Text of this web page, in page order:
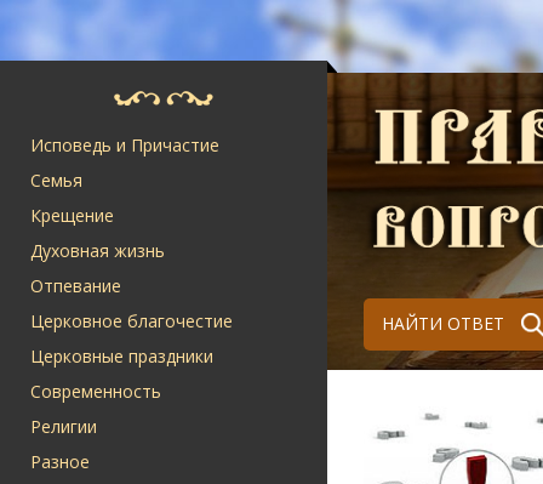
Исповедь и Причастие
Семья
Крещение
Духовная жизнь
Отпевание
Церковное благочестие
Церковные праздники
Современность
Религии
Разное
НАЙТИ ОТВЕТ